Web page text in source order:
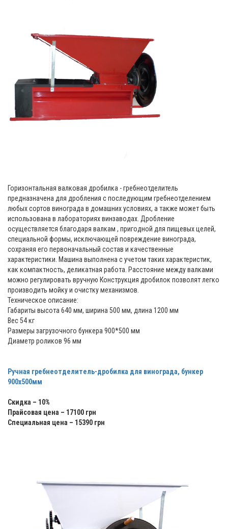
Горизонтальная валковая дробилка - гребнеотделитель
предназначена для дробления с последующим гребнеотделением
любых сортов винограда в домашних условиях, а также может быть
использована в лабораториях винзаводах. Дробление
осуществляется благодаря валкам , пригодной для пищевых целей,
специальной формы, исключающей повреждение винограда,
сохраняя его первоначальный состав и качественные
характеристики. Машина выполнена с учетом таких характеристик,
как компактность, деликатная работа. Расстояние между валками
можно регулировать вручную Конструкция дробилок позволят легко
производить мойку и очистку механизмов.
Техническое описание:
Габариты высота 640 мм, ширина 500 мм, длина 1200 мм
Вес 54 кг
Размеры загрузочного бункера 900*500 мм
Диаметр роликов 96 мм
Ручная гребнеотделитель-дробилка для винограда, бункер
900х500мм
Скидка – 10%
Прайсовая цена – 17100 грн
Специальная цена – 15390 грн